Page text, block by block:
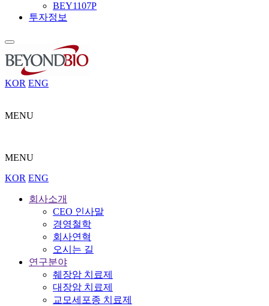
BEY1107P
투자정보
KOR ENG
MENU
MENU
KOR ENG
회사소개
CEO 인사말
경영철학
회사연혁
오시는 길
연구분야
췌장암 치료제
대장암 치료제
교모세포종 치료제